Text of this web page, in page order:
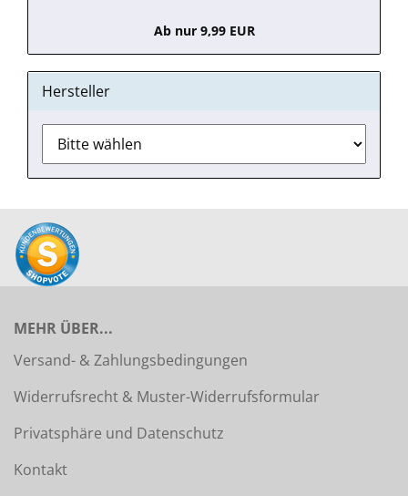
Ab nur 9,99 EUR
Hersteller
MEHR ÜBER...
Versand- & Zahlungsbedingungen
Widerrufsrecht & Muster-Widerrufsformular
Privatsphäre und Datenschutz
Kontakt